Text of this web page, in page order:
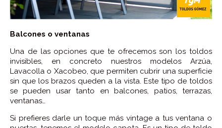
Balcones o ventanas
Una de las opciones que te ofrecemos son los toldos
invisibles, en concreto nuestros modelos Arzúa,
Lavacolla o Xacobeo, que permiten cubrir una superficie
sin que los brazos queden a la vista. Este tipo de toldos
se pueden usar tanto en balcones, patios, terrazas,
ventanas…
Si prefieres darle un toque más vintage a tus ventana o